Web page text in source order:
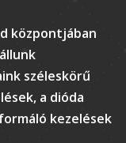
központjában
széleskörű
a dióda
kezelések